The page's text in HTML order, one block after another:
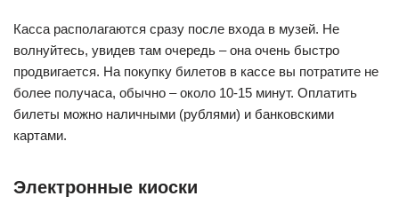
Касса располагаются сразу после входа в музей. Не
волнуйтесь, увидев там очередь – она очень быстро
продвигается. На покупку билетов в кассе вы потратите не
более получаса, обычно – около 10-15 минут. Оплатить
билеты можно наличными (рублями) и банковскими
картами.
Электронные киоски